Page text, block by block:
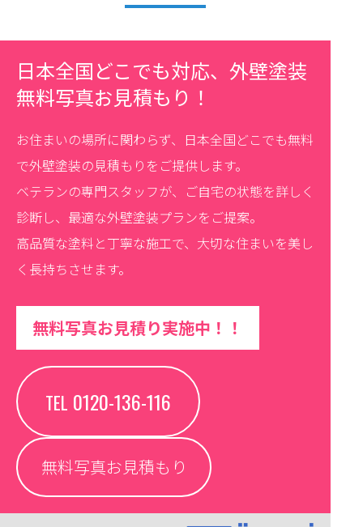
日本全国どこでも対応、外壁塗装
無料写真お見積もり！
お住まいの場所に関わらず、日本全国どこでも無料
で外壁塗装の見積もりをご提供します。
ベテランの専門スタッフが、ご自宅の状態を詳しく
診断し、最適な外壁塗装プランをご提案。
高品質な塗料と丁寧な施工で、大切な住まいを美し
く長持ちさせます。
無料写真お見積り実施中！！
TEL 0120-136-116
無料写真お見積もり